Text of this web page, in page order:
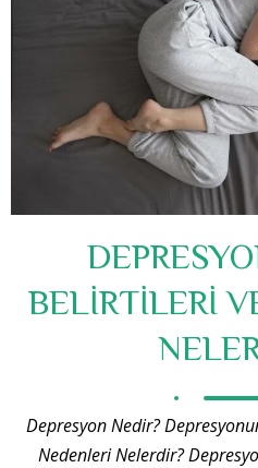
BELİRTİLERİ
Depresyon Nedir?
Nedenleri Nelerdir?